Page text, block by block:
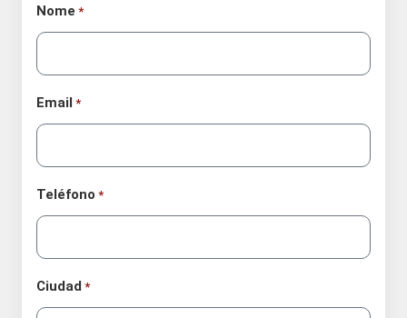
Nome *
Email *
Teléfono *
Ciudad *